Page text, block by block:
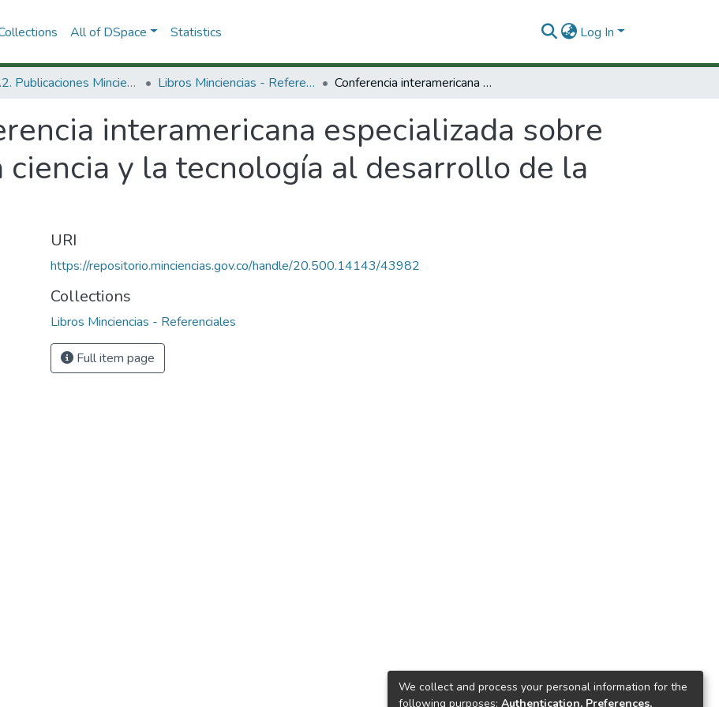
All of DSpace Statistics Log In
3.2.2. Publicaciones Minciencias Libros Minciencias - Referenciales Conferencia interamericana especializada sobre la aplicación de la ciencia y la tecnología al desarrollo de la America Latina.
interamericana especializada sobre
ciencia y la tecnología al desarrollo de la
URI
https://repositorio.minciencias.gov.co/handle/20.500.14143/43982
Collections
Libros Minciencias - Referenciales
Full item page
We collect and process your personal information for the
following purposes: Authentication, Preferences,